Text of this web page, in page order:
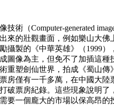
（Computer-generated
的壯觀畫面，例如樂山大
製的《中華英雄》（1999
像為主，但免不了加插這
塑劍仙世界，拍成《蜀山
房僅有一千多萬，在中國大
票房紀錄。這些現象說明
一個龐大的市場以保高昂